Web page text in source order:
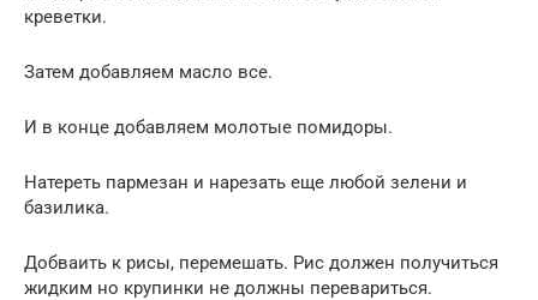
креветки.
Затем добавляем масло все.
И в конце добавляем молотые помидоры.
Натереть пармезан и нарезать еще любой зелени и
базилика.
Добваить к рисы, перемешать. Рис должен получиться
жидким но крупинки не должны перевариться.